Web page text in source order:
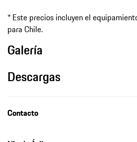
* Este precios incluyen el
para Chile.
Galería
Descargas
Contacto